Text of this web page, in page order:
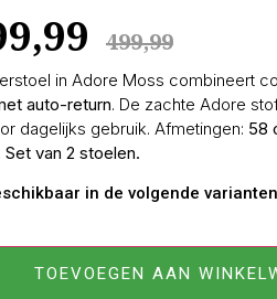
499,99
in Adore Moss combineert
auto-return. De zachte Adore
dagelijks gebruik. Afmetingen: 58
Set van 2 stoelen.
in de volgende
TOEVOEGEN AAN